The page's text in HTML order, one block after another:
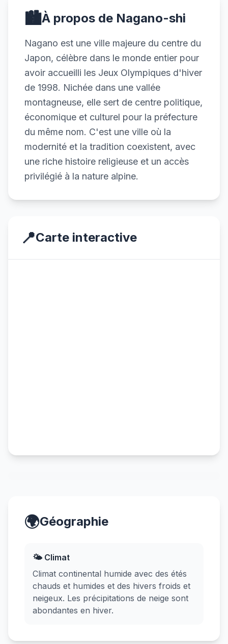
🏙️À propos de Nagano-shi
Nagano est une ville majeure du centre du
Japon, célèbre dans le monde entier pour
avoir accueilli les Jeux Olympiques d'hiver
de 1998. Nichée dans une vallée
montagneuse, elle sert de centre politique,
économique et culturel pour la préfecture
du même nom. C'est une ville où la
modernité et la tradition coexistent, avec
une riche histoire religieuse et un accès
privilégié à la nature alpine.
📍Carte interactive
🌍Géographie
🌤️ Climat
Climat continental humide avec des étés
chauds et humides et des hivers froids et
neigeux. Les précipitations de neige sont
abondantes en hiver.